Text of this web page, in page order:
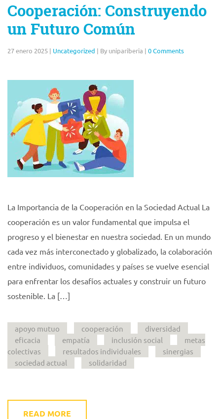
Cooperación: Construyendo
un Futuro Común
27 enero 2025 | Uncategorized | By unipariberia | 0 Comments
La Importancia de la Cooperación en la Sociedad Actual La
cooperación es un valor fundamental que impulsa el
progreso y el bienestar en nuestra sociedad. En un mundo
cada vez más interconectado y globalizado, la colaboración
entre individuos, comunidades y países se vuelve esencial
para enfrentar los desafíos actuales y construir un futuro
sostenible. La […]
apoyo mutuo cooperación
diversidad
eficacia
empatía inclusión social
metas
colectivas
resultados individuales
sinergias
sociedad actual
solidaridad
READ MORE